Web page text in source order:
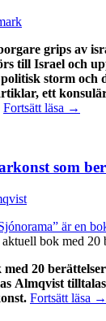
grips av
till Israel och
storm och
ett
Fortsätt läsa →
som
aktuell bok med
20
Almqvist
Fortsätt läsa →